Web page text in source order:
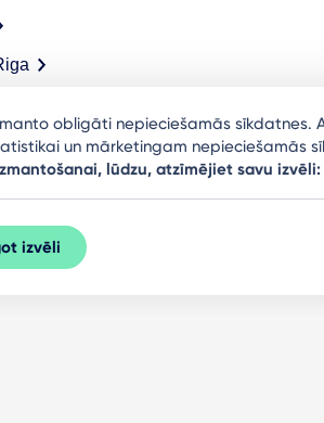
obligāti nepieciešamās sīkdatnes.
un mārketingam nepieciešamās
lūdzu, atzīmējiet savu izvēli:
izvēli